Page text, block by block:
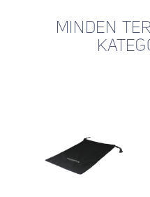
MINDEN